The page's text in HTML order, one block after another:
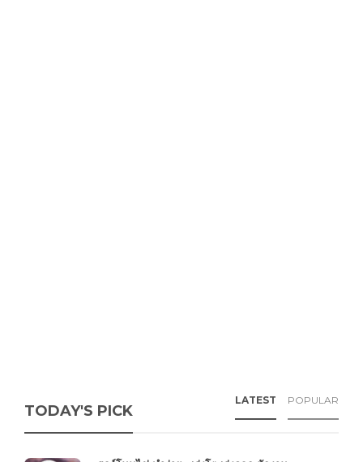
TODAY'S PICK
LATEST POPULAR